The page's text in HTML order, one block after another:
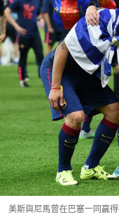
美斯與尼馬曾在巴塞一同贏